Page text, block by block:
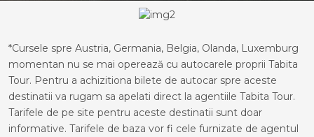
*Cursele spre Austria, Germania, Belgia, Olanda, Luxemburg
momentan nu se mai operează cu autocarele proprii Tabita
Tour. Pentru a achizitiona bilete de autocar spre aceste
destinatii va rugam sa apelati direct la agentiile Tabita Tour.
Tarifele de pe site pentru aceste destinatii sunt doar
informative. Tarifele de baza vor fi cele furnizate de agentul